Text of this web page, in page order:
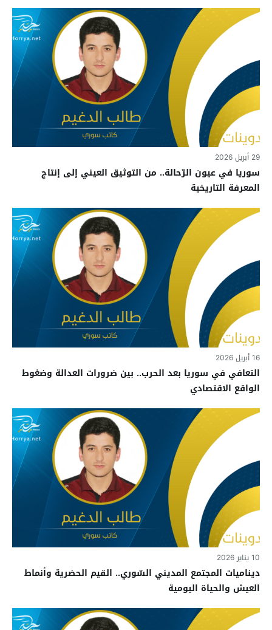
29 أبريل 2026
سوريا في عيون الرّحالة.. من التوثيق العيني إلى إنتاج
المعرفة التاريخية
16 أبريل 2026
التعافي في سوريا بعد الحرب.. بين ضرورات العدالة وضغوط
الواقع الاقتصادي
10 يناير 2026
ديناميات المجتمع المديني السّوري.. القيم الحضرية وأنماط
العيش والحياة اليومية